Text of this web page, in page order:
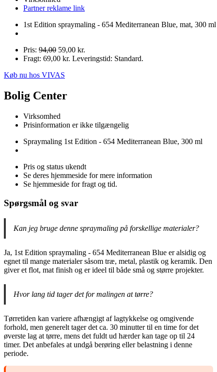
Partner reklame link
1st Edition spraymaling - 654 Mediterranean Blue, mat, 300 ml
Pris: 94,00 59,00 kr.
Fragt: 69,00 kr. Leveringstid: Standard.
Køb nu hos VIVAS
Bolig Center
Virksomhed
Prisinformation er ikke tilgængelig
Spraymaling 1st Edition - 654 Mediterranean Blue, 300 ml
Pris og status ukendt
Se deres hjemmeside for mere information
Se hjemmeside for fragt og tid.
Spørgsmål og svar
Kan jeg bruge denne spraymaling på forskellige materialer?
Ja, 1st Edition spraymaling - 654 Mediterranean Blue er alsidig og
egnet til mange materialer såsom træ, metal, plastik og keramik. Den
giver et flot, mat finish og er ideel til både små og større projekter.
Hvor lang tid tager det for malingen at tørre?
Tørretiden kan variere afhængigt af lagtykkelse og omgivende
forhold, men generelt tager det ca. 30 minutter til en time for det
øverste lag at tørre, mens det fuldt ud hærder kan tage op til 24
timer. Det anbefales at undgå berøring eller belastning i denne
periode.